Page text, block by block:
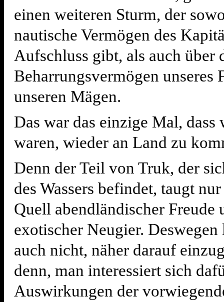
einen weiteren Sturm, der
nautische Vermögen des
Aufschluss gibt, als auch über
Beharrungsvermögen unseres
unseren Mägen.
Das war das einzige Mal,
waren, wieder an Land zu
Denn der Teil von Truk, der
des Wassers befindet, taugt
Quell abendländischer Freude
exotischer Neugier. Deswegen
auch nicht, näher darauf
denn, man interessiert sich
Auswirkungen der